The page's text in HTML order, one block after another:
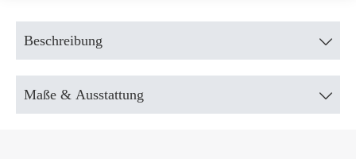
Beschreibung
Maße & Ausstattung